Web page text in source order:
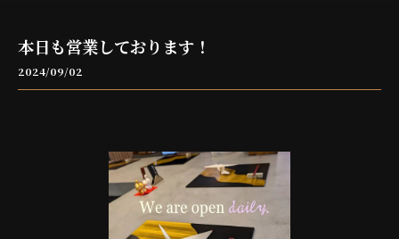
本日も営業しております！
2024/09/02